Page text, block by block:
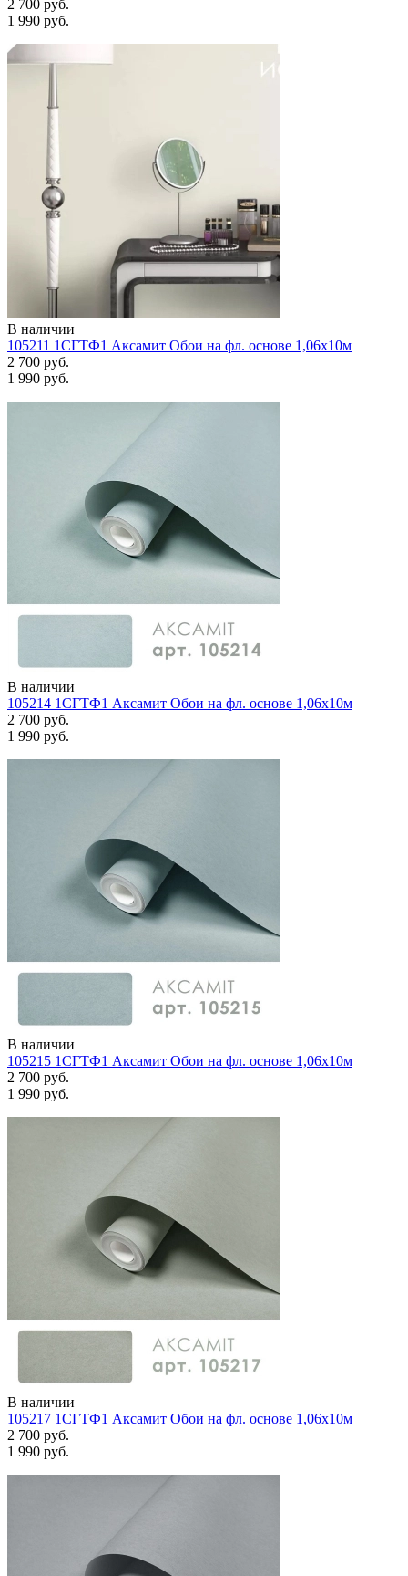
2 700 руб.
1 990 руб.
В наличии
105211 1СГТФ1 Аксамит Обои на фл. основе 1,06х10м
2 700 руб.
1 990 руб.
В наличии
105214 1СГТФ1 Аксамит Обои на фл. основе 1,06х10м
2 700 руб.
1 990 руб.
В наличии
105215 1СГТФ1 Аксамит Обои на фл. основе 1,06х10м
2 700 руб.
1 990 руб.
В наличии
105217 1СГТФ1 Аксамит Обои на фл. основе 1,06х10м
2 700 руб.
1 990 руб.